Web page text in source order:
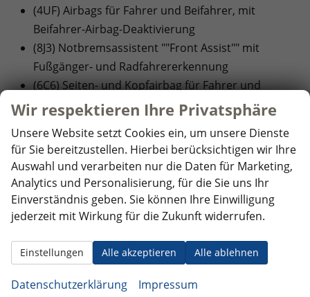
(4UF) Airbags für Fahrer und Beifahrer, mit
Beifahrer-Airbag-Deaktivierung
(8J3) Notbremsassistent ""Front Assist"" mit
Fußgänger- und Radfahrererkennung
(6C6) Seiten- und Kopfairbag für Fahrer und
Beifahrer, Kopfairbags für die äußeren Sitzplätze
hinten und Mittenairbag vorn
INNENAUSSTATTUNG UND KOMFORT:
(6XP) Außenspiegel elektrisch anklapp-,
einstell- und beheizbar
(3L1) Höheneinstellung für Sitz links, manuell
Tether für Sitze im FGR (außer mittlerer Sitz der 2.
Sitzreihe)
(KH6) Klimaanlage mit manueller Regelung
Wir respektieren Ihre Privatsphäre
Unsere Website setzt Cookies ein, um unsere Dienste
für Sie bereitzustellen. Hierbei berücksichtigen wir Ihre
Auswahl und verarbeiten nur die Daten für Marketing,
Analytics und Personalisierung, für die Sie uns Ihr
Einverständnis geben. Sie können Ihre Einwilligung
jederzeit mit Wirkung für die Zukunft widerrufen.
Alle akzeptieren Alle ablehnen
Einstellungen
Datenschutzerklärung Impressum